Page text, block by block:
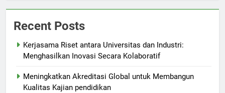
Recent Posts
Kerjasama Riset antara Universitas dan Industri:
Menghasilkan Inovasi Secara Kolaboratif
Meningkatkan Akreditasi Global untuk Membangun
Kualitas Kajian pendidikan